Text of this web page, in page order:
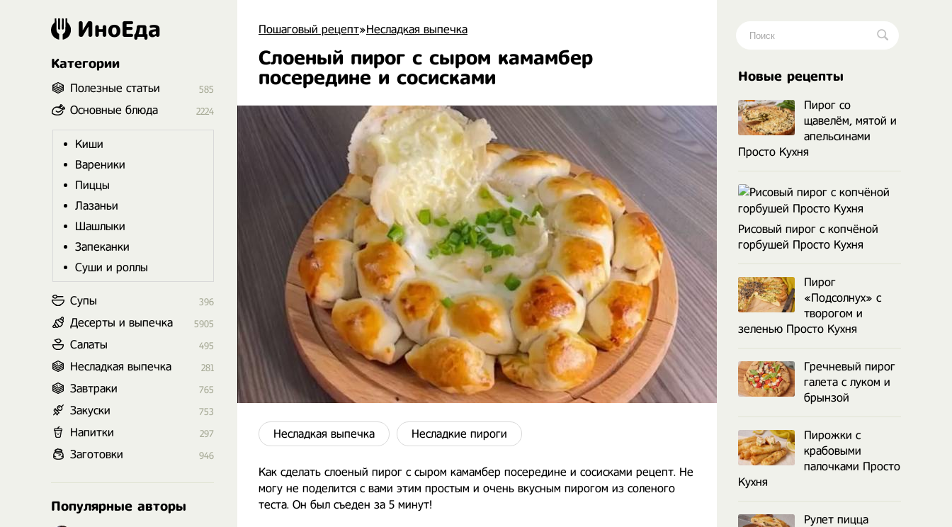
Пошаговый рецепт»Несладкая выпечка
Слоеный пирог с сыром камамбер
посередине и сосисками
Несладкая выпечка Несладкие пироги
Как сделать слоеный пирог с сыром камамбер посередине и сосисками рецепт. Не
могу не поделится с вами этим простым и очень вкусным пирогом из соленого
теста. Он был съеден за 5 минут!
ИноЕда
Категории
Полезные статьи 585
Основные блюда 2224
Киши
Вареники
Пиццы
Лазаньи
Шашлыки
Запеканки
Суши и роллы
Супы 396
Десерты и выпечка 5905
Салаты 495
Несладкая выпечка 281
Завтраки 765
Закуски 753
Напитки 297
Заготовки 946
Популярные авторы
Новые рецепты
Пирог со
щавелём, мятой и
апельсинами
Просто Кухня
Рисовый пирог с копчёной
горбушей Просто Кухня
Пирог
«Подсолнух» с
творогом и
зеленью Просто Кухня
Гречневый пирог
галета с луком и
брынзой
Пирожки с
крабовыми
палочками Просто
Кухня
Рулет пицца